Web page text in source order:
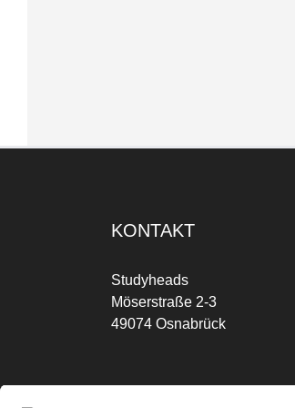
KONTAKT
Studyheads
Möserstraße 2-3
49074 Osnabrück